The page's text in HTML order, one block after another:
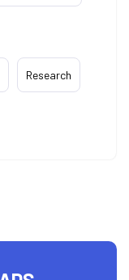
Research